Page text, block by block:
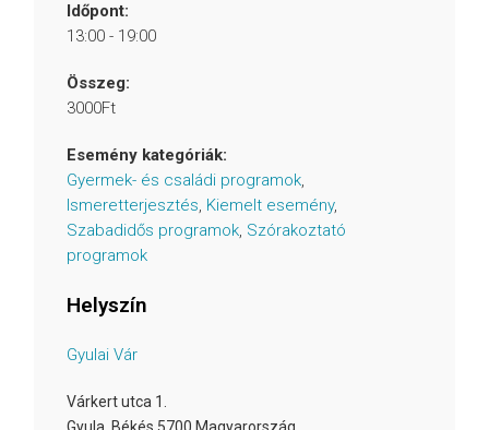
Időpont:
13:00 - 19:00
Összeg:
3000Ft
Esemény kategóriák:
Gyermek- és családi programok,
Ismeretterjesztés, Kiemelt esemény,
Szabadidős programok, Szórakoztató
programok
Helyszín
Gyulai Vár
Várkert utca 1.